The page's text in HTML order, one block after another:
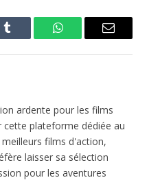
Tumblr WhatsAppEmail
ardente pour les films
cette plateforme dédiée au
films d'action,
laisser sa sélection
pour les aventures